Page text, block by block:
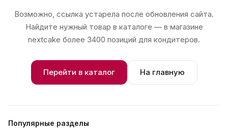
Возможно, ссылка устарела после обновления сайта.
Найдите нужный товар в каталоге — в магазине
nextcake более 3400 позиций для кондитеров.
Перейти в каталог На главную
Популярные разделы